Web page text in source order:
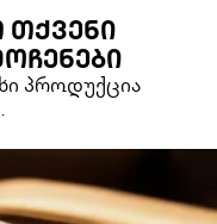
პროდუქცია